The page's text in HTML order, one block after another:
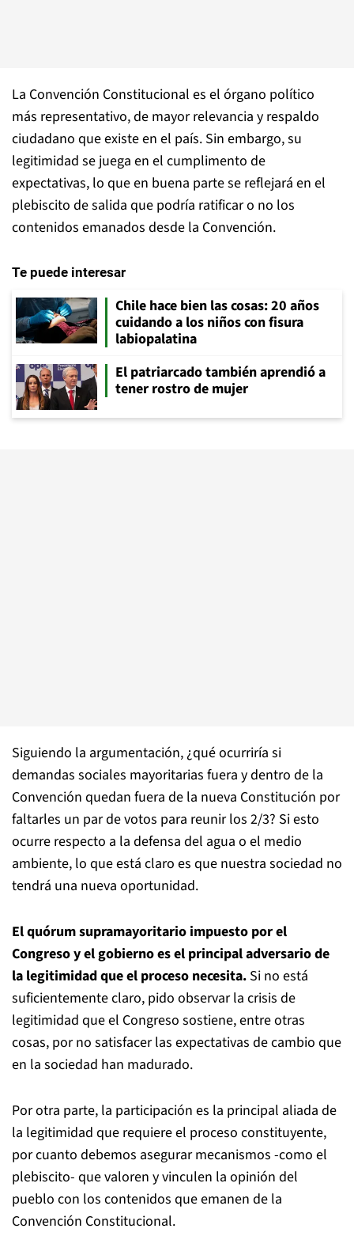
La Convención Constitucional es el órgano político
más representativo, de mayor relevancia y respaldo
ciudadano que existe en el país. Sin embargo, su
legitimidad se juega en el cumplimento de
expectativas, lo que en buena parte se reflejará en el
plebiscito de salida que podría ratificar o no los
contenidos emanados desde la Convención.
Te puede interesar
Chile hace bien las cosas: 20 años
cuidando a los niños con fisura
labiopalatina
El patriarcado también aprendió a
tener rostro de mujer
Siguiendo la argumentación, ¿qué ocurriría si
demandas sociales mayoritarias fuera y dentro de la
Convención quedan fuera de la nueva Constitución por
faltarles un par de votos para reunir los 2/3? Si esto
ocurre respecto a la defensa del agua o el medio
ambiente, lo que está claro es que nuestra sociedad no
tendrá una nueva oportunidad.
El quórum supramayoritario impuesto por el
Congreso y el gobierno es el principal adversario de
la legitimidad que el proceso necesita. Si no está
suficientemente claro, pido observar la crisis de
legitimidad que el Congreso sostiene, entre otras
cosas, por no satisfacer las expectativas de cambio que
en la sociedad han madurado.
Por otra parte, la participación es la principal aliada de
la legitimidad que requiere el proceso constituyente,
por cuanto debemos asegurar mecanismos -como el
plebiscito- que valoren y vinculen la opinión del
pueblo con los contenidos que emanen de la
Convención Constitucional.